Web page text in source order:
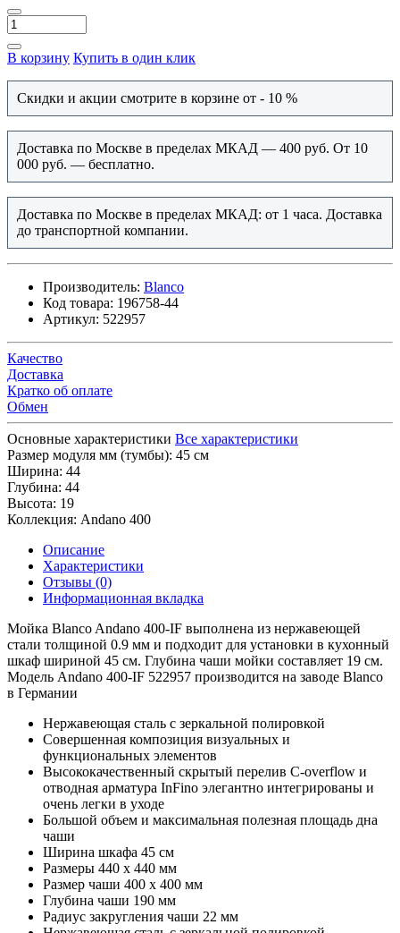
В корзину Купить в один клик
Скидки и акции смотрите в корзине от - 10 %
Доставка по Москве в пределах МКАД — 400 руб. От 10
000 руб. — бесплатно.
Доставка по Москве в пределах МКАД: от 1 часа. Доставка
до транспортной компании.
Производитель: Blanco
Код товара: 196758-44
Артикул: 522957
Качество
Доставка
Кратко об оплате
Обмен
Основные характеристики Все характеристики
Размер модуля мм (тумбы): 45 см
Ширина: 44
Глубина: 44
Высота: 19
Коллекция: Andano 400
Описание
Характеристики
Отзывы (0)
Информационная вкладка
Мойка Blanco Andano 400-IF выполнена из нержавеющей
стали толщиной 0.9 мм и подходит для установки в кухонный
шкаф шириной 45 см. Глубина чаши мойки составляет 19 см.
Модель Andano 400-IF 522957 производится на заводе Blanco
в Германии
Нержавеющая сталь с зеркальной полировкой
Совершенная композиция визуальных и
функциональных элементов
Высококачественный скрытый перелив C-overflow и
отводная арматура InFino элегантно интегрированы и
очень легки в уходе
Большой объем и максимальная полезная площадь дна
чаши
Ширина шкафа 45 см
Размеры 440 х 440 мм
Размер чаши 400 х 400 мм
Глубина чаши 190 мм
Радиус закругления чаши 22 мм